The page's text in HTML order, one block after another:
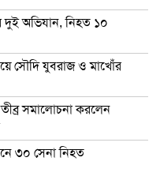
দুই অভিযান, নিহত ১০
সৌদি যুবরাজ ও মাখোঁর
সমালোচনা করলেন
৩০ সেনা নিহত